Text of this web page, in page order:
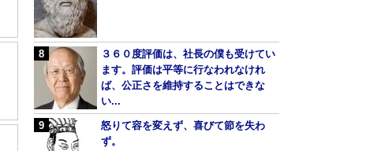
３６０度評価は、社長の僕も受けてい
ます。評価は平等に行なわれなけれ
ば、公正さを維持することはできな
い...
怒りて容を変えず、喜びて節を失わ
ず。